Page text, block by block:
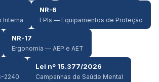
Interna
NR-6
EPIs — Equipamentos de Proteção
NR-17
Ergonomia — AEP e AET
2240
Lei nº 15.377/2026
Campanhas de Saúde Mental